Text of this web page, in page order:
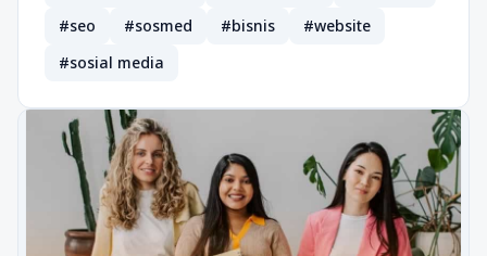
#seo
#sosmed #bisnis
#website
#sosial media